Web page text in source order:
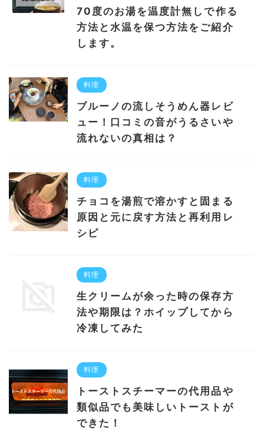
70度のお湯を温度計無しで作る
方法と水温を保つ方法をご紹介
します。
料理
ブルーノの流しそうめん器レビ
ュー！口コミの音がうるさいや
流れないの真相は？
料理
チョコを湯煎で溶かすと固まる
原因と元に戻す方法と再利用レ
シピ
料理
生クリームが余った時の保存方
法や期限は？ホイップしてから
冷凍してみた
料理
トーストスチーマーの代用品や
類似品でも美味しいトーストが
できた！